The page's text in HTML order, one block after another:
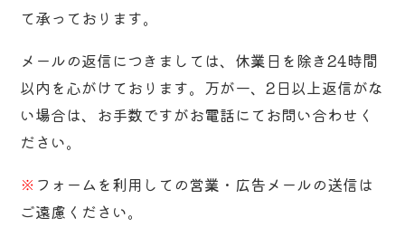
よくある質問
お問い合わせ
て承っております。
メールの返信につきましては、休業日を除き24時間
以内を心がけております。万が一、2日以上返信がな
い場合は、お手数ですがお電話にてお問い合わせく
ださい。
※ フォームを利用しての営業・広告メールの送信は
ご遠慮ください。